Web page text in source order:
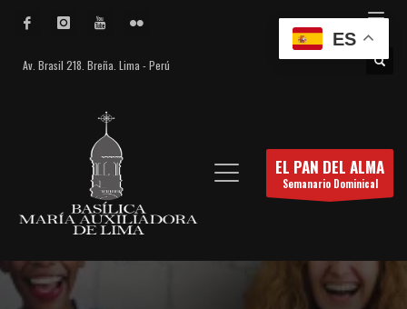
Av. Brasil 218. Breña. Lima - Perú
EL PAN DEL ALMA
Semanario Dominical
ES